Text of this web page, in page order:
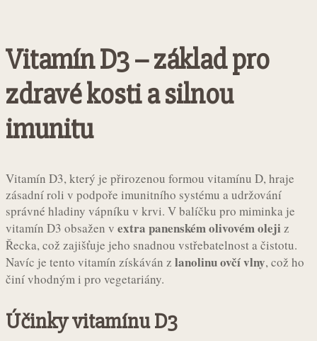
Vitamín D3 – základ pro
zdravé kosti a silnou
imunitu
Vitamín D3, který je přirozenou formou vitamínu D, hraje
zásadní roli v podpoře imunitního systému a udržování
správné hladiny vápníku v krvi. V balíčku pro miminka je
vitamín D3 obsažen v extra panenském olivovém oleji z
Řecka, což zajišťuje jeho snadnou vstřebatelnost a čistotu.
Navíc je tento vitamín získáván z lanolinu ovčí vlny, což ho
činí vhodným i pro vegetariány.
Účinky vitamínu D3